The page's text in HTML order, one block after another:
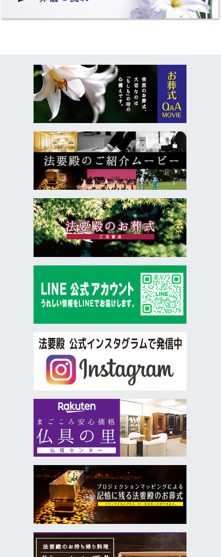
Ｑ．追加費用はかかりますか
理やギフトの増減・ご希望の演出やオプション
など）は、事前にお見積りを提示し、ご家族の
ご理解を得てから進めます。
Ｑ．会員制度は本当に無料ですか
Ａ．はい。入会金・年会費ともに完全無料で
す。会員様は葬儀費用の割引や事前相談の割引
特典など、安心してご利用いただける特典をご
用意しています。
Ｑ．事前相談はできますか
Ａ．はい。無料で何度でもご相談いただけま
す。費用・流れ・準備などを事前に知ること
で、いざという時に慌てずに済みます。ご来
館・電話・LINE など、お好きな方法で相談可能
です。
Ｑ．初めての葬儀で不安が多いのですが
Ａ．ご安心ください。法要殿は専属担当者制の
ため、最初のご相談から葬儀後のサポートま
で、同じ担当者が丁寧にご案内します。不安や
疑問はいつでもご相談いただけます。
Ｑ．事前相談をすると費用は安くなりますか
Ａ．はい。事前相談の際に割引券などの特典を
お渡ししています。また、法要殿の無料会員制
度にご入会いただくと、葬儀費用の割引特典を
ご利用いただけます。
さらに法要殿友の会の会員になると全ての法要
殿の式場使用料が無料になります。入会金・年
会費は一切かかりません。
Ｑ．事前に見積りだけお願いすることはできます
Ａ．はい。お見積りだけのご相談も完全無料で
す。ご希望のプラン・式場・人数に合わせて、
明瞭な見積りを作成いたします。
Ｑ．他社で見積りを取っていますが相談できます
Ａ．はい。他社様の見積りをお持ちいただけれ
ば、内容を比較しながら 費用・サービスの違い